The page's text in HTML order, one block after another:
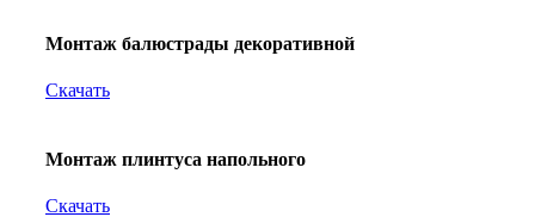
Монтаж балюстрады декоративной
Скачать
Монтаж плинтуса напольного
Скачать